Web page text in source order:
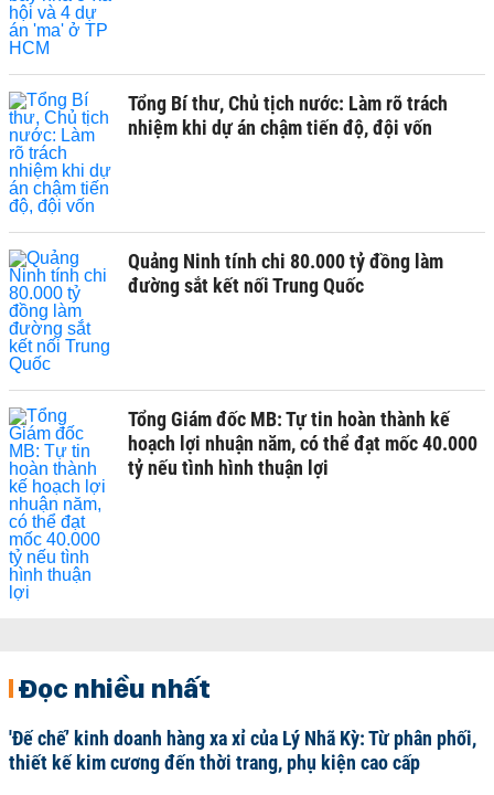
Tổng Bí thư, Chủ tịch nước: Làm rõ trách
nhiệm khi dự án chậm tiến độ, đội vốn
Quảng Ninh tính chi 80.000 tỷ đồng làm
đường sắt kết nối Trung Quốc
Tổng Giám đốc MB: Tự tin hoàn thành kế
hoạch lợi nhuận năm, có thể đạt mốc 40.000
tỷ nếu tình hình thuận lợi
Đọc nhiều nhất
'Đế chế’ kinh doanh hàng xa xỉ của Lý Nhã Kỳ: Từ phân phối,
thiết kế kim cương đến thời trang, phụ kiện cao cấp